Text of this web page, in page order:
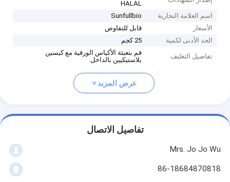
HALAL
اسم العلامة التجارية
Sunfullbio
الأسعار
قابل للتفاوض
الحد الأدنى لكمية
25 كجم
تفاصيل التغليف
قم بتعبئة الأكياس الورقية مع كيسين
بلاستيكيين بالداخل.
عرض المزيد
تفاصيل الاتصال
Mrs. Jo Jo Wu
86-18684870818